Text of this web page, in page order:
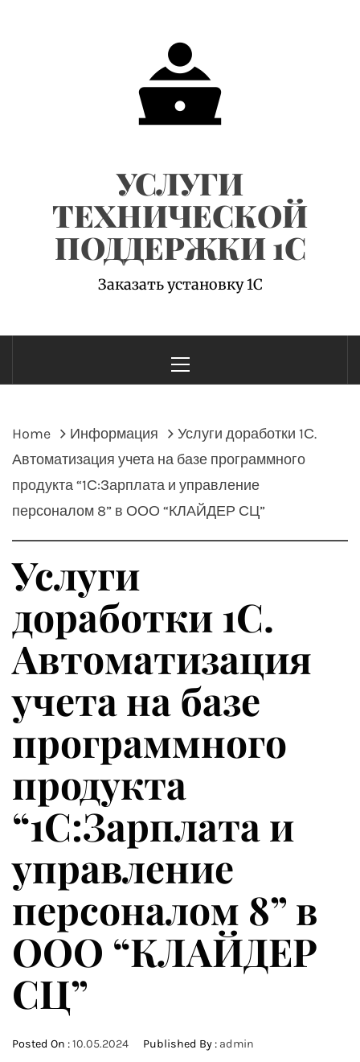
УСЛУГИ
ТЕХНИЧЕСКОЙ
ПОДДЕРЖКИ 1С
Заказать установку 1С
Menu
Home Информация
Услуги доработки 1С.
Автоматизация учета на базе программного
продукта “1С:Зарплата и управление
персоналом 8” в ООО “КЛАЙДЕР СЦ”
Услуги
доработки 1С.
Автоматизация
учета на базе
программного
продукта
“1С:Зарплата и
управление
персоналом 8” в
ООО “КЛАЙДЕР
СЦ”
Posted On :10.05.2024 Published By : admin